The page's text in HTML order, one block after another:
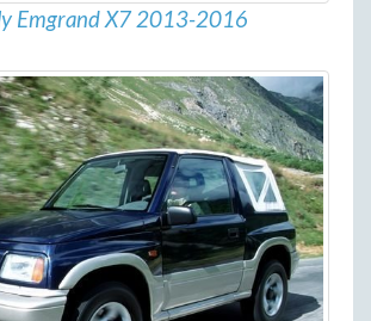
Emgrand X7 2013-2016